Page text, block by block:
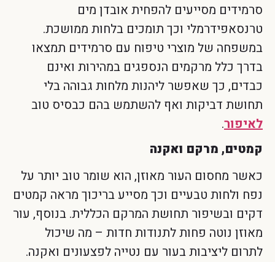
סרמידים מסייעים להפחית אובדן מים
טרנסאפידרמלי וכך תומכים בלחות ממושכת.
במשפחה של מוצרי טיפוח עם סרמידים תמצאו
בדרך כלל מרקמים הנספגים במהירות ואינם
כבדים, כך שאפשר ליהנות מלחות גבוהה בלי
תחושת דביקות ואף להשתמש בהם כבסיס טוב
לאיפור.
קמטים, מרקם ואקנה
כאשר מחסום העור מאוזן, הוא שומר טוב יותר על
נפח ולחות טבעיים וכך מסייע בריכוך מראה קמטים
דקים ובשיפור תחושת המרקם הכללית. בנוסף, עור
מאוזן נוטה פחות לתנודות חדות – מה שיכול
לתרום ליציבות בעור עם נטייה לפצעונים ואקנה.